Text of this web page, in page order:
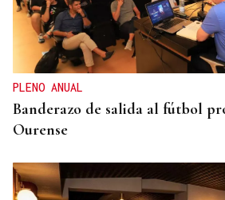
ACCIDENTE DE TRÁFICO
Mueren dos personas tras
contra una camión de
Lugo
PLENO ANUAL
Banderazo de salida al fútbol
Ourense